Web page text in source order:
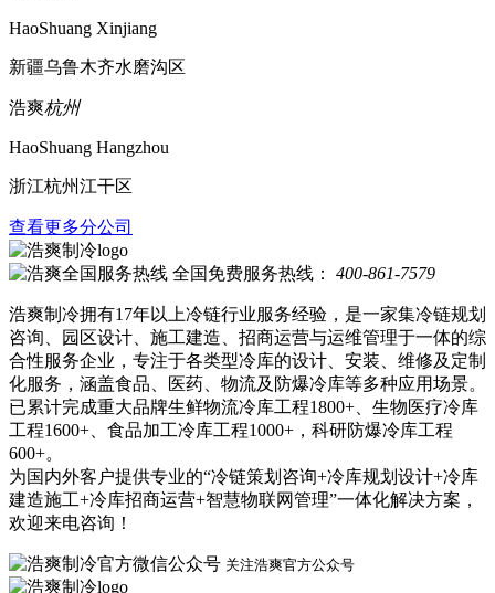
HaoShuang Xinjiang
新疆乌鲁木齐水磨沟区
浩爽杭州
HaoShuang Hangzhou
浙江杭州江干区
查看更多分公司
全国免费服务热线： 400-861-7579
浩爽制冷拥有17年以上冷链行业服务经验，是一家集冷链规划
咨询、园区设计、施工建造、招商运营与运维管理于一体的综
合性服务企业，专注于各类型冷库的设计、安装、维修及定制
化服务，涵盖食品、医药、物流及防爆冷库等多种应用场景。
已累计完成重大品牌生鲜物流冷库工程1800+、生物医疗冷库
工程1600+、食品加工冷库工程1000+，科研防爆冷库工程
600+。
为国内外客户提供专业的“冷链策划咨询+冷库规划设计+冷库
建造施工+冷库招商运营+智慧物联网管理”一体化解决方案，
欢迎来电咨询！
关注浩爽官方公众号